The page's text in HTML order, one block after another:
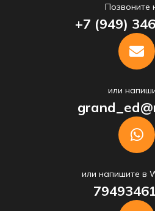
Позвоните
+7 (949)
или
или напишите в